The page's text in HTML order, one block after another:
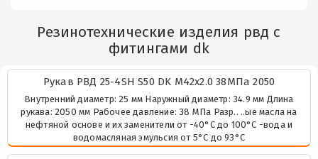
Резинотехнические изделия рвд с
фитингами dk
Рукав РВД 25-4SH S50 DK М42х2.0 38МПа 2050
Внутренний диаметр: 25 мм Наружный диаметр: 34.9 мм Длина
рукава: 2050 мм Рабочее давление: 38 МПа Разр.. ..ые масла на
нефтяной основе и их заменители от -40°C до 100°C -вода и
водомасляная эмульсия от 5°C до 93°C